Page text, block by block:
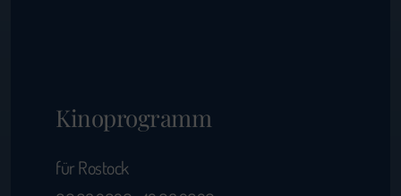
Kinoprogramm
für Rostock